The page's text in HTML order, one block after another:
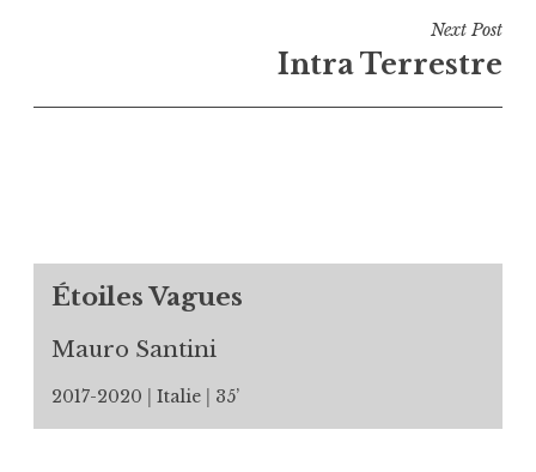
Next Post
Intra Terrestre
Étoiles Vagues
Mauro Santini
2017-2020 Italie 35’